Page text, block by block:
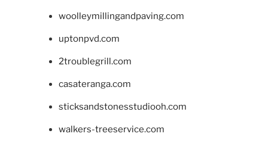
woolleymillingandpaving.com
uptonpvd.com
2troublegrill.com
casateranga.com
sticksandstonesstudiooh.com
walkers-treeservice.com